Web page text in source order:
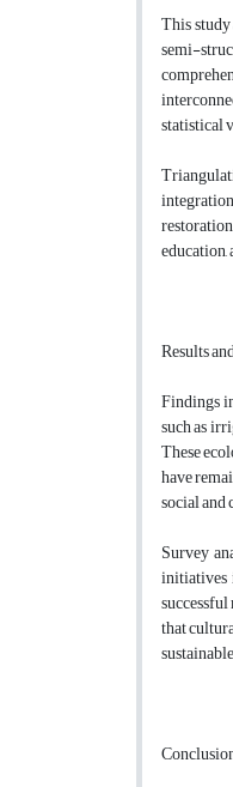
This
semi-
statistical
Results
Findings
such as
These
have
social
Survey
initiatives
that